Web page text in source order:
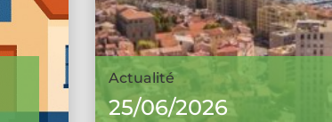
Actualité
25/06/2026